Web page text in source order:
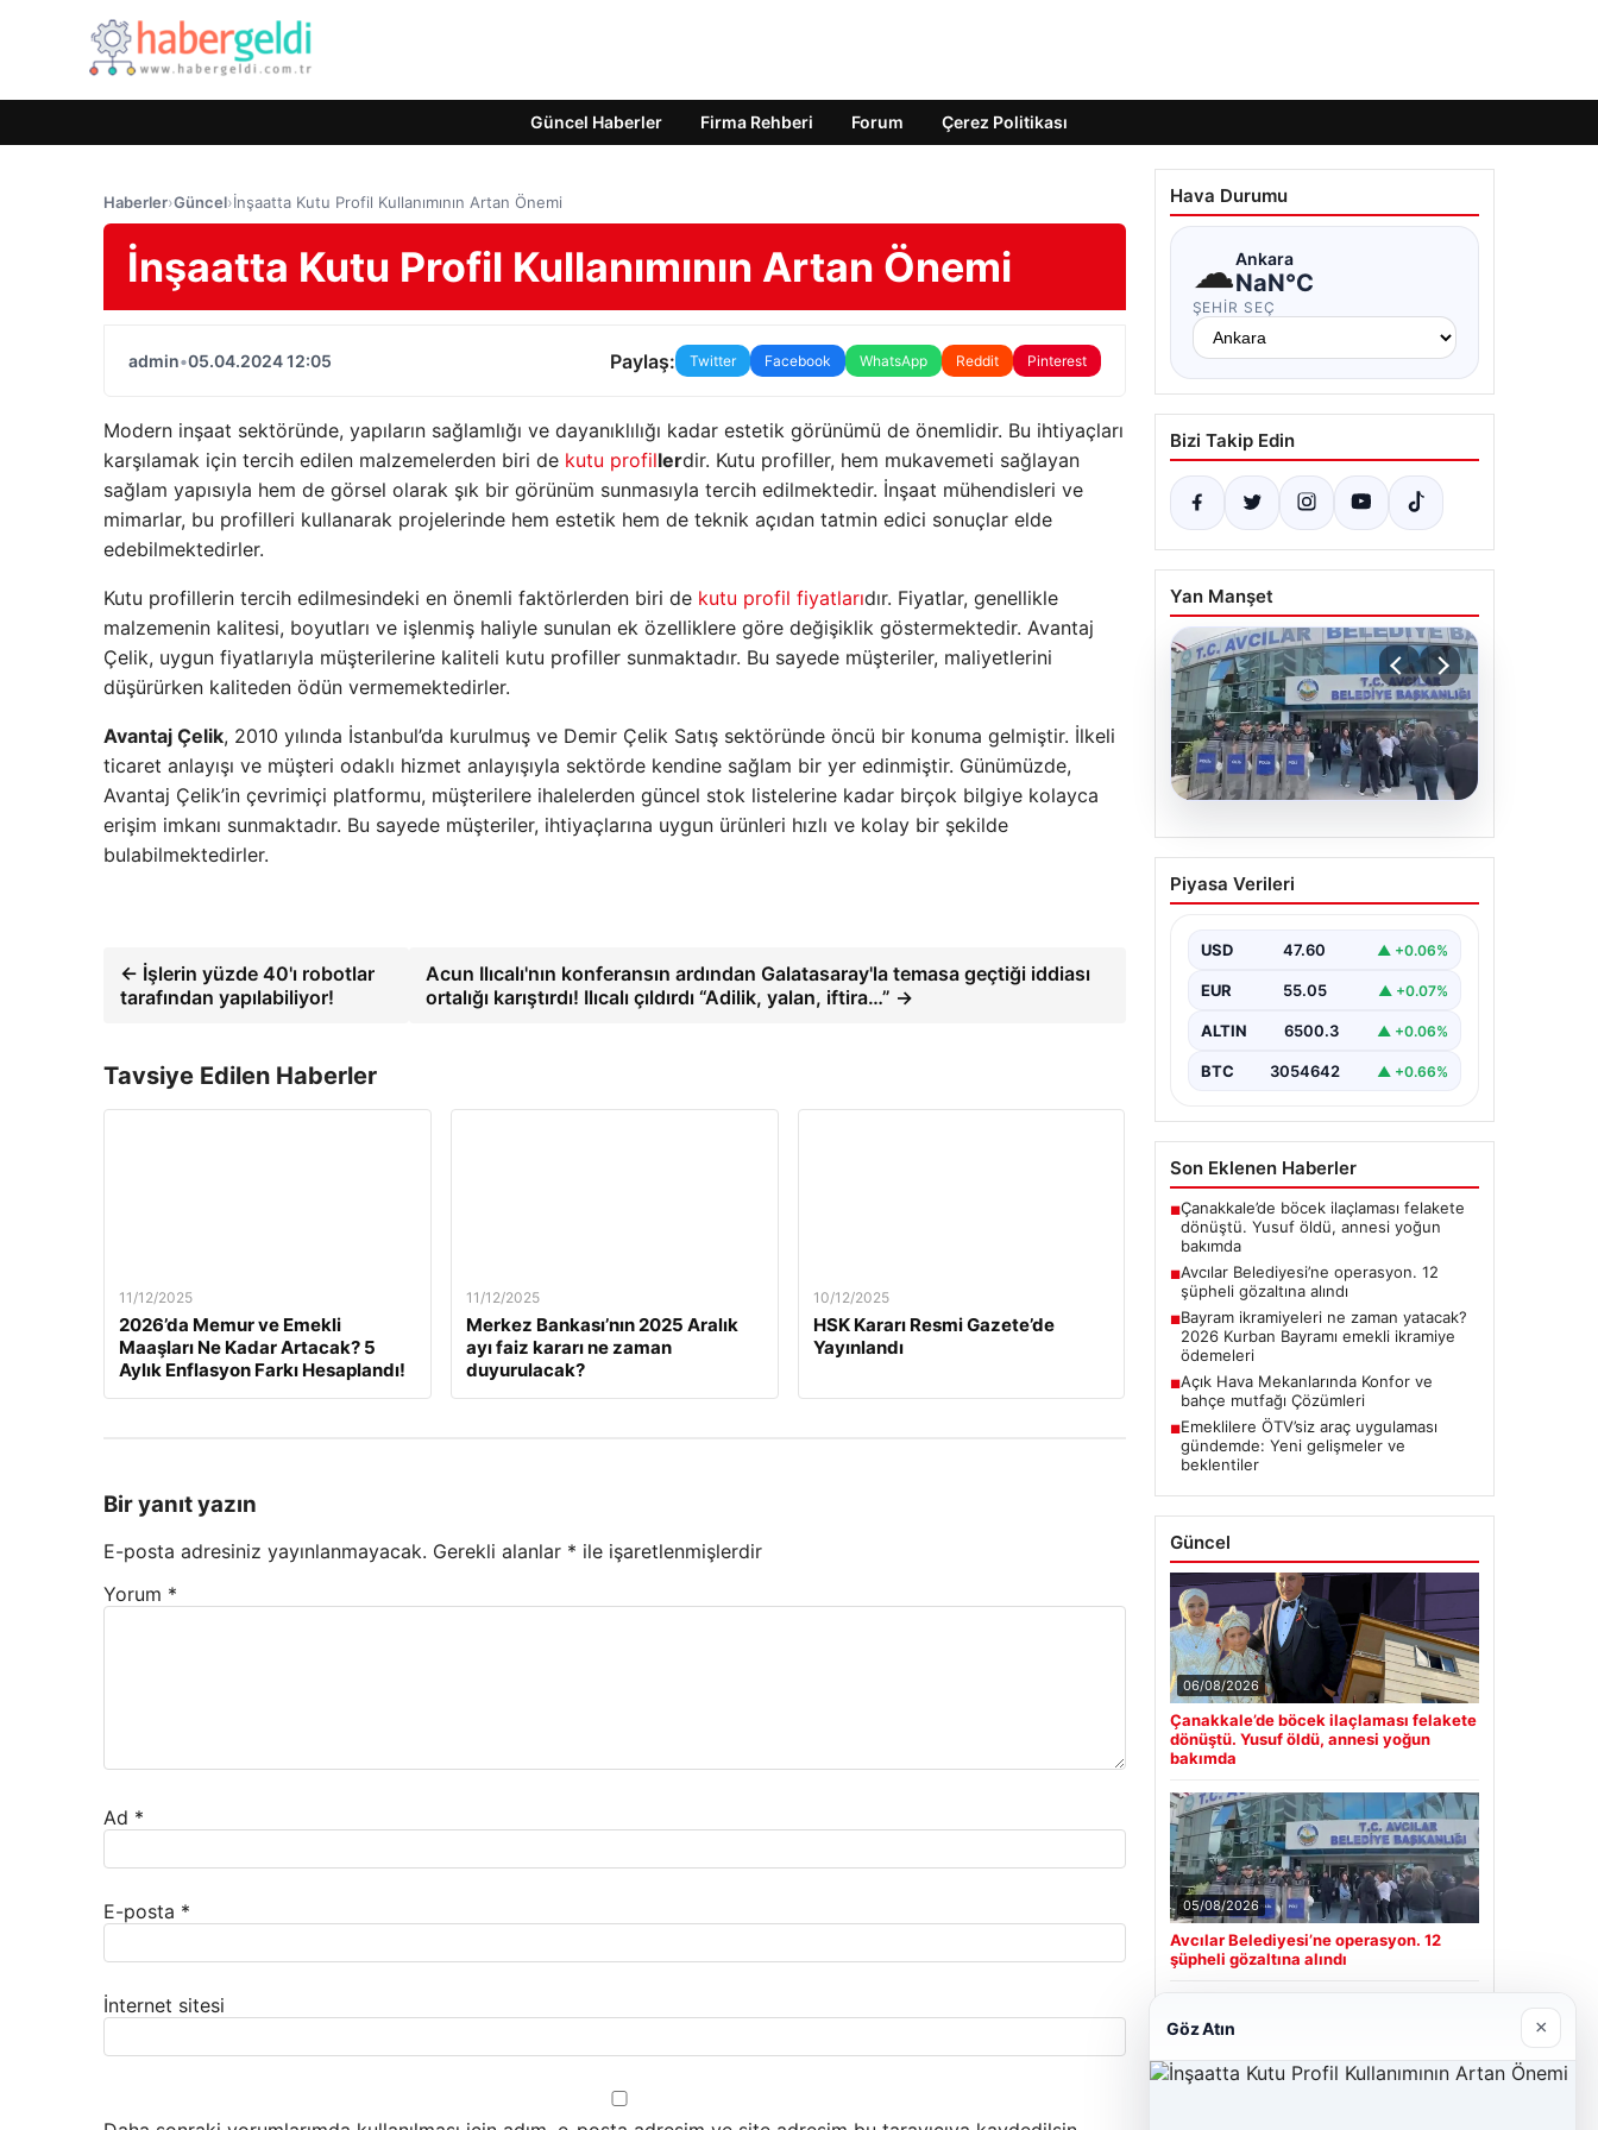
Güncel Haberler Firma Rehberi Forum Çerez Politikası
Haberler›Güncel›İnşaatta Kutu Profil Kullanımının Artan Önemi
İnşaatta Kutu Profil Kullanımının Artan Önemi
admin•05.04.2024 12:05 Paylaş: Twitter Facebook WhatsApp Reddit Pinterest
Modern inşaat sektöründe, yapıların sağlamlığı ve dayanıklılığı kadar estetik görünümü de önemlidir. Bu ihtiyaçları
karşılamak için tercih edilen malzemelerden biri de kutu profillerdir. Kutu profiller, hem mukavemeti sağlayan
sağlam yapısıyla hem de görsel olarak şık bir görünüm sunmasıyla tercih edilmektedir. İnşaat mühendisleri ve
mimarlar, bu profilleri kullanarak projelerinde hem estetik hem de teknik açıdan tatmin edici sonuçlar elde
edebilmektedirler.
Kutu profillerin tercih edilmesindeki en önemli faktörlerden biri de kutu profil fiyatlarıdır. Fiyatlar, genellikle
malzemenin kalitesi, boyutları ve işlenmiş haliyle sunulan ek özelliklere göre değişiklik göstermektedir. Avantaj
Çelik, uygun fiyatlarıyla müşterilerine kaliteli kutu profiller sunmaktadır. Bu sayede müşteriler, maliyetlerini
düşürürken kaliteden ödün vermemektedirler.
Avantaj Çelik, 2010 yılında İstanbul’da kurulmuş ve Demir Çelik Satış sektöründe öncü bir konuma gelmiştir. İlkeli
ticaret anlayışı ve müşteri odaklı hizmet anlayışıyla sektörde kendine sağlam bir yer edinmiştir. Günümüzde,
Avantaj Çelik’in çevrimiçi platformu, müşterilere ihalelerden güncel stok listelerine kadar birçok bilgiye kolayca
erişim imkanı sunmaktadır. Bu sayede müşteriler, ihtiyaçlarına uygun ürünleri hızlı ve kolay bir şekilde
bulabilmektedirler.
← İşlerin yüzde 40'ı robotlar
tarafından yapılabiliyor!
Acun Ilıcalı'nın konferansın ardından Galatasaray'la temasa geçtiği iddiası
ortalığı karıştırdı! Ilıcalı çıldırdı “Adilik, yalan, iftira…” →
Tavsiye Edilen Haberler
11/12/2025
2026’da Memur ve Emekli
Maaşları Ne Kadar Artacak? 5
Aylık Enflasyon Farkı Hesaplandı!
11/12/2025
Merkez Bankası’nın 2025 Aralık
ayı faiz kararı ne zaman
duyurulacak?
10/12/2025
HSK Kararı Resmi Gazete’de
Yayınlandı
Bir yanıt yazın
E-posta adresiniz yayınlanmayacak. Gerekli alanlar * ile işaretlenmişlerdir
Yorum *
Ad *
E-posta *
İnternet sitesi
Hava Durumu
☁Ankara
NaN°C
ŞEHIR SEÇ
Bizi Takip Edin
Yan Manşet
05.08.2026
Avcılar Belediyesi’ne
operasyon. 12 şüpheli
Piyasa Verileri
USD 47.60 ▲ +0.06%
EUR 55.05 ▲ +0.07%
ALTIN 6500.3 ▲ +0.06%
BTC 3054642 ▲ +0.66%
Son Eklenen Haberler
■Çanakkale’de böcek ilaçlaması felakete
dönüştü. Yusuf öldü, annesi yoğun
bakımda
■Avcılar Belediyesi’ne operasyon. 12
şüpheli gözaltına alındı
■Bayram ikramiyeleri ne zaman yatacak?
2026 Kurban Bayramı emekli ikramiye
ödemeleri
■Açık Hava Mekanlarında Konfor ve
bahçe mutfağı Çözümleri
■Emeklilere ÖTV’siz araç uygulaması
gündemde: Yeni gelişmeler ve
beklentiler
Güncel
06/08/2026
Çanakkale’de böcek ilaçlaması felakete
dönüştü. Yusuf öldü, annesi yoğun
bakımda
05/08/2026
Avcılar Belediyesi’ne operasyon. 12
şüpheli gözaltına alındı
Son Eklenen Firmalar
Göz Atın ×